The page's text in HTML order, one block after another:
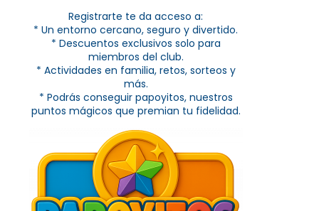
Registrarte te da acceso a:
* Un entorno cercano, seguro y divertido.
* Descuentos exclusivos solo para
miembros del club.
* Actividades en familia, retos, sorteos y
más.
* Podrás conseguir papoyitos, nuestros
puntos mágicos que premian tu fidelidad.